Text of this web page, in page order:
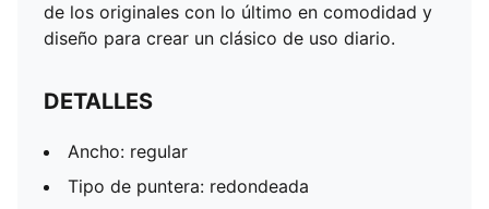
de los originales con lo último en comodidad y
diseño para crear un clásico de uso diario.
DETALLES
Ancho: regular
Tipo de puntera: redondeada